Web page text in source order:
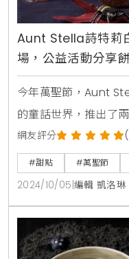
Aunt Stella詩特莉
場，公益活動分享
今年萬聖節，Aunt
的童話世界，推出了
的純潔與善良化為美
甜蜜。詩特莉此次的
餅乾也充滿創意和故
販售。以白雪公主為
+1」公益活動，只要
元，詩特莉就會捐贈
網友評分
#甜點 #萬聖節
2024/10/05 編輯 凱洛